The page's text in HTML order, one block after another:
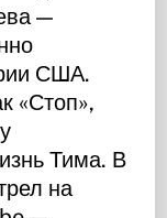
—
США.
«Стоп»,
Тима. В
на